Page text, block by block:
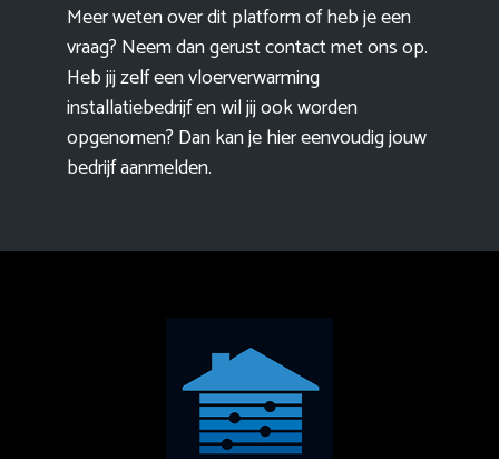
Meer weten over dit platform of heb je een
vraag? Neem dan gerust contact met ons op.
Heb jij zelf een vloerverwarming
installatiebedrijf en wil jij ook worden
opgenomen? Dan kan je hier eenvoudigjouw
bedrijf aanmelden.